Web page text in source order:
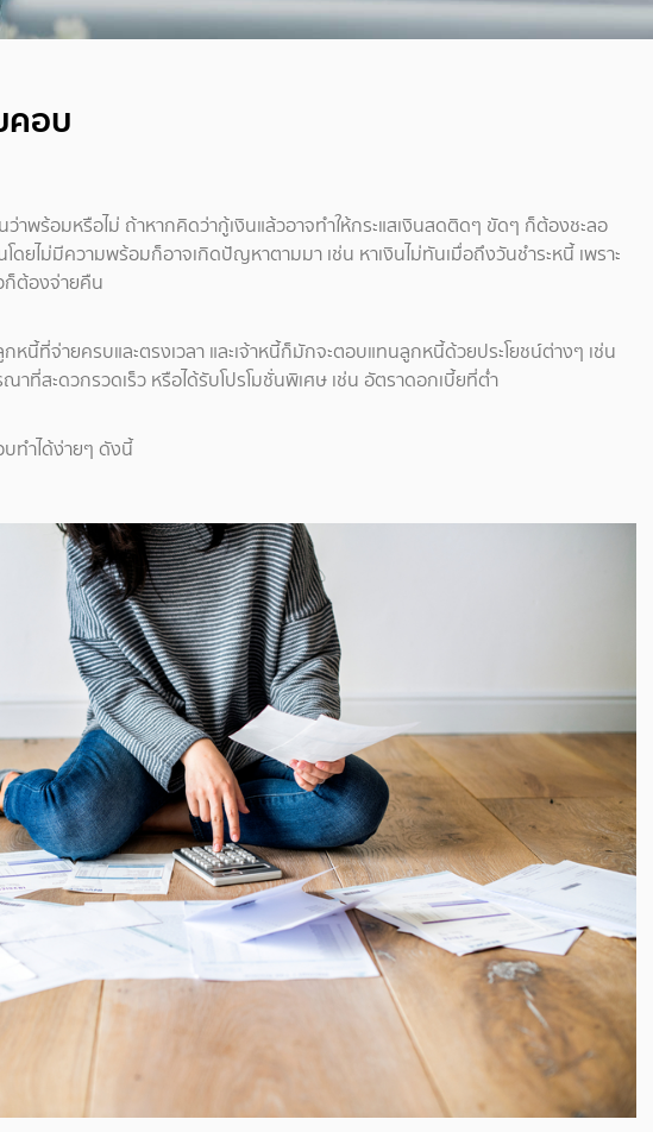
คอบ
าพร้อมหรือไม่ ถ้าหากคิดว่ากู้เงินแล้วอาจทำให้กระแสเงินสดติดๆ ขัดๆ ก็ต้องชะลอ
ยไม่มีความพร้อมก็อาจเกิดปัญหาตามมา เช่น หาเงินไม่ทันเมื่อถึงวันชำระหนี้ เพราะ
ก็ต้องจ่ายคืน
กหนี้ที่จ่ายครบและตรงเวลา และเจ้าหนี้ก็มักจะตอบแทนลูกหนี้ด้วยประโยชน์ต่างๆ เช่น
าที่สะดวกรวดเร็ว หรือได้รับโปรโมชั่นพิเศษ เช่น อัตราดอกเบี้ยที่ต่ำ
ทำได้ง่ายๆ ดังนี้